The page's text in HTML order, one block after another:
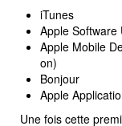
iTunes
Apple Software
Apple Mobile
on)
Bonjour
Apple
Une fois cette